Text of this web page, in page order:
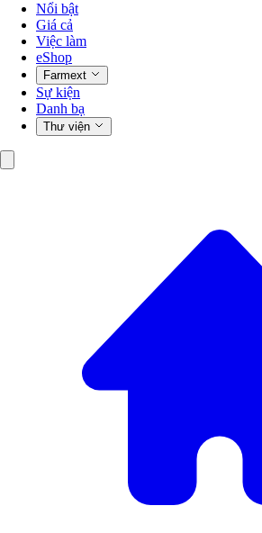
Nổi bật
Giá cả
Việc làm
eShop
Farmext
Sự kiện
Danh bạ
Thư viện